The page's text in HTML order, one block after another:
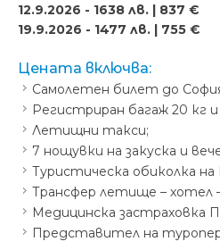
12.9.2026 - 1638 лв. | 837 €
19.9.2026 - 1477 лв. | 755 €
Цената включва:
Самолетен билет до
Регистриран багаж 20 кг и
Летищни такси;
7 нощувки на закуска и
Туристическа обиколка на
Трансфер летище – хотел
Медицинска застраховка
Представител на